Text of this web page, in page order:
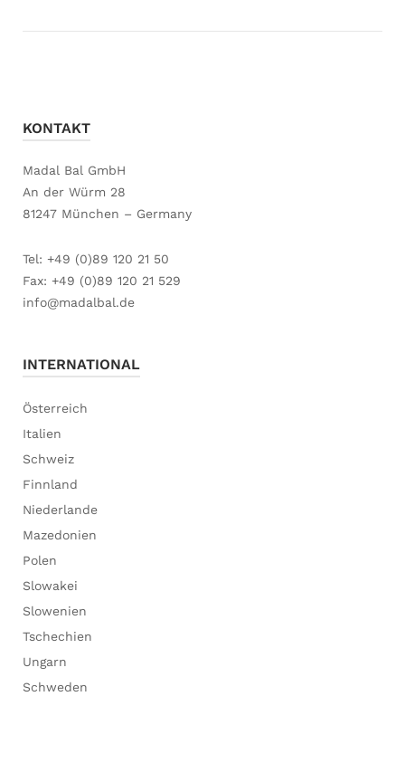
KONTAKT
Madal Bal GmbH
An der Würm 28
81247 München – Germany
Tel: +49 (0)89 120 21 50
Fax: +49 (0)89 120 21 529
info@madalbal.de
INTERNATIONAL
Österreich
Italien
Schweiz
Finnland
Niederlande
Mazedonien
Polen
Slowakei
Slowenien
Tschechien
Ungarn
Schweden